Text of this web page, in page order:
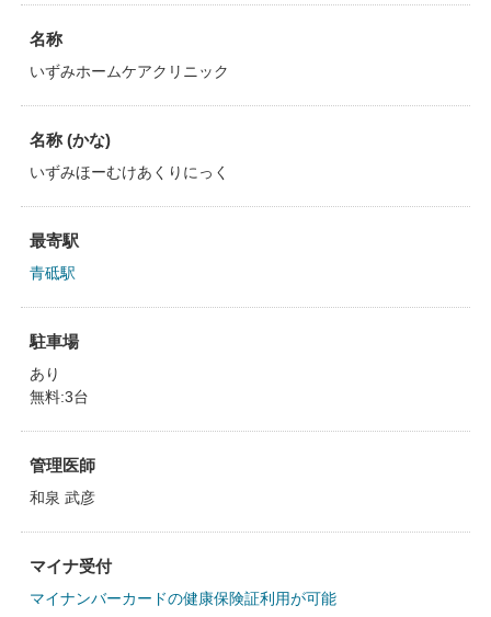
名称
いずみホームケアクリニック
名称 (かな)
いずみほーむけあくりにっく
最寄駅
青砥駅
駐車場
あり
無料:3台
管理医師
和泉 武彦
マイナ受付
マイナンバーカードの健康保険証利用が可能